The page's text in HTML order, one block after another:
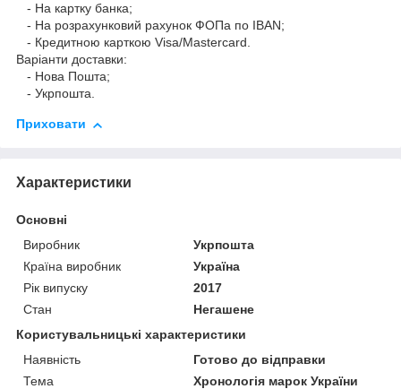
- На картку банка;
- На розрахунковий рахунок ФОПа по IBAN;
- Кредитною карткою Visa/Mastercard.
Варіанти доставки:
- Нова Пошта;
- Укрпошта.
Приховати
Характеристики
Основні
Виробник
Укрпошта
Країна виробник
Україна
Рік випуску
2017
Стан
Негашене
Користувальницькі характеристики
Наявність
Готово до відправки
Тема
Хронологія марок України